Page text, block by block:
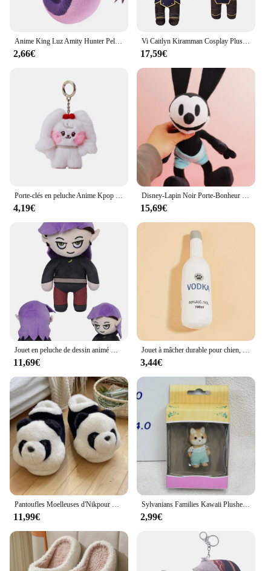
Anime King Luz Amity Hunter Peluche pour Adultes et Enfants, Le Théâtre, Maison de Cosplay, Dessin Animé, Mascotte en Peluche Douce, Cadeaux d'anniversaire et de Noël
2,66€
Vi Caitlyn Kiramman Cosplay Plushies, Peluche Douce, Dessin Animé, Mascotte LoL Roleplay, Anniversaire, Cadeaux De Noël Pour Enfants, 28 cm
17,59€
Porte-clés en peluche Anime Kpop IVE, pendentif Kawaii Wonyoun Gaeul Yujin Liz Rei Leesbones, décoration de sac de beurre, GérGifts, 8cm
4,19€
Disney-Lapin Noir Porte-Bonheur en Peluche pour Enfant, Jouet Doux avec de sulfOreilles, Cadeau d'Anniversaire
15,69€
11,69€ 3,44€
11,99€
Sylvanians Families Kawaii Plushes, Anime Animal Butter, Flocage Ornement, Maison de jeu pour enfants, Cosplay, Jouets classiques, Cadeau pour enfants, Nouveau
2,99€